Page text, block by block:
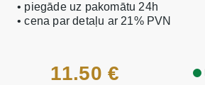
11.50 €
• piegāde uz pakomātu 24h
• cena par detaļu ar 21% PVN